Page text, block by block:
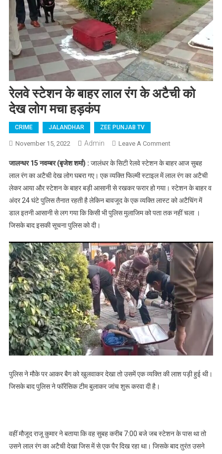
रेलवे स्टेशन के बाहर लाल रंग के अटैची को
देख लोग मचा हड़कंप
CRIME JALANDHAR ZEE PUNJAB TV
November 15, 2022 Admin Leave A CommentOn रेलवे स्टेशन के
अटैची को देख लोग
मचा हड़कंप
जालन्धर 15 नवम्बर (बृजेश शर्मा) : जालंधर के सिटी रेलवे स्टेशन के बाहर आज सुबह
लाल रंग का अटैची देख लोग घबरा गए। एक व्यक्ति फिल्मी स्टाइल में लाल रंग का अटैची
लेकर आया और स्टेशन के बाहर बड़ी आसानी से रखकर फरार हो गया। स्टेशन के बाहर व
अंदर 24 घंटे पुलिस तैनात रहती है लेकिन बावजूद के एक व्यक्ति लास्ट को अटैचिंग में
डाल इतनी आसानी से लग गया कि किसी भी पुलिस मुलाजिम को पता तक नहीं चला ।
जिसके बाद इसकी सूचना पुलिस को दी।
पुलिस ने मौके पर आकर बैग को खुलवाकर देखा तो उसमें एक व्यक्ति की लाश पड़ी हुई थी।
जिसके बाद पुलिस ने फॉरेंसिक टीम बुलाकर जांच शुरू करवा दी है।
वहीं मौजूद राजू कुमार ने बताया कि वह सुबह करीब 7:00 बजे जब स्टेशन के पास था तो
उसने लाल रंग का अटैची देखा जिस में से एक पैर दिख रहा था। जिसके बाद तुरंत उसने